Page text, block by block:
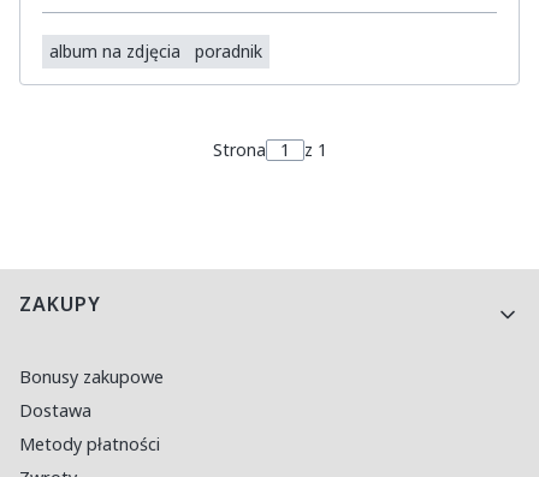
album na zdjęcia poradnik
Strona z 1
Linki w stopce
ZAKUPY
Bonusy zakupowe
Dostawa
Metody płatności